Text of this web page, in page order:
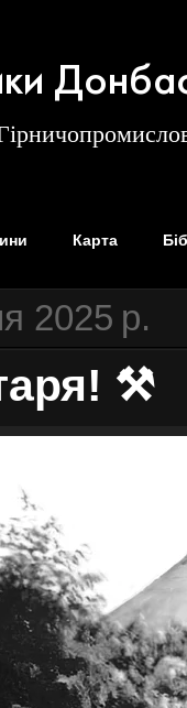
Карта
2025 р.
⚒